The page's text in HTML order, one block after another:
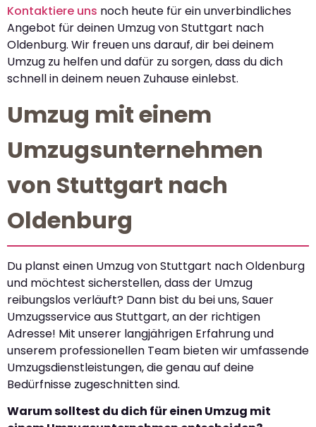
Kontaktiere uns noch heute für ein unverbindliches
Angebot für deinen Umzug von Stuttgart nach
Oldenburg. Wir freuen uns darauf, dir bei deinem
Umzug zu helfen und dafür zu sorgen, dass du dich
schnell in deinem neuen Zuhause einlebst.
Umzug mit einem
Umzugsunternehmen
von Stuttgart nach
Oldenburg
Du planst einen Umzug von Stuttgart nach Oldenburg
und möchtest sicherstellen, dass der Umzug
reibungslos verläuft? Dann bist du bei uns, Sauer
Umzugsservice aus Stuttgart, an der richtigen
Adresse! Mit unserer langjährigen Erfahrung und
unserem professionellen Team bieten wir umfassende
Umzugsdienstleistungen, die genau auf deine
Bedürfnisse zugeschnitten sind.
Warum solltest du dich für einen Umzug mit